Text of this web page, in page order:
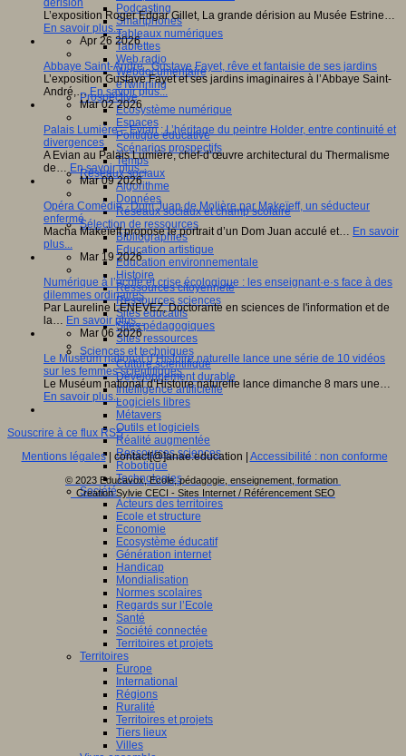
Podcasting
Smartphones
Tableaux numériques
Tablettes
Web radio
Webdocumentaire
eTwinning
Prospective
Ecosystème numérique
Espaces
Politique éducative
Scénarios prospectifs
Temps
Réseaux sociaux
Algorithme
Données
Réseaux sociaux et champ scolaire
Sélection de ressources
Bibliographies
Education artistique
Education environnementale
Histoire
Ressources citoyenneté
Ressources sciences
Sites éducatifs
Sites pédagogiques
Sites ressources
Sciences et techniques
Culture scientifique
Développement durable
Intelligence artificielle
Logiciels libres
Métavers
Outils et logiciels
Réalité augmentée
Ressources sciences
Robotique
Technologies
Société
Acteurs des territoires
Ecole et structure
Economie
Ecosystème éducatif
Génération internet
Handicap
Mondialisation
Normes scolaires
Regards sur l’Ecole
Santé
Société connectée
Territoires et projets
Territoires
Europe
International
Régions
Ruralité
Territoires et projets
Tiers lieux
Villes
dérision
L’exposition Roger Edgar Gillet, La grande dérision au Musée Estrine…
En savoir plus...
Apr 26 2026
Abbaye Saint-André : Gustave Fayet, rêve et fantaisie de ses jardins
L’exposition Gustave Fayet et ses jardins imaginaires à l’Abbaye Saint-
André,…En savoir plus...
Mar 02 2026
Palais Lumière – Evian : L’héritage du peintre Holder, entre continuité et
divergences
A Evian au Palais Lumière, chef-d’œuvre architectural du Thermalisme
de… En savoir plus...
Mar 09 2026
Opéra Comédie : Dom Juan de Molière par Makeïeff, un séducteur
enfermé
Macha Makeïeff propose le portrait d’un Dom Juan acculé et… En savoir
plus...
Mar 19 2026
Numérique à l’école et crise écologique : les enseignant·e·s face à des
dilemmes ordinaires
Par Laureline LENEVEZ, Doctorante en sciences de l'information et de
la… En savoir plus...
Mar 06 2026
Le Muséum national d’Histoire naturelle lance une série de 10 vidéos
sur les femmes scientifiques
Le Muséum national d’Histoire naturelle lance dimanche 8 mars une…
En savoir plus...
Souscrire à ce flux RSS
Mentions légales| contact[@]anae.education | Accessibilité : non conforme
© 2023 Educavox, Ecole, pédagogie, enseignement, formation
Creation Sylvie CECI - Sites Internet / Référencement SEO